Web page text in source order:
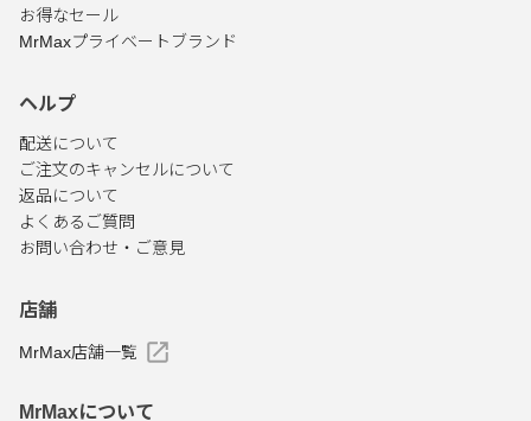
お得なセール
MrMaxプライベートブランド
ヘルプ
配送について
ご注文のキャンセルについて
返品について
よくあるご質問
お問い合わせ・ご意見
店舗
MrMax店舗一覧
MrMaxについて